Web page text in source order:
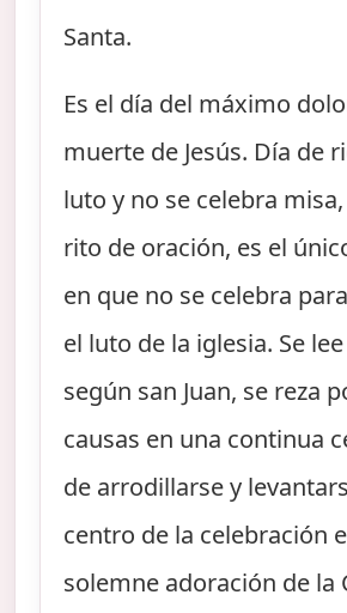
Santa.
Es el día del máximo
muerte de Jesús. Día de
luto y no se celebra
rito de oración, es el
en que no se celebra
el luto de la iglesia. Se
según san Juan, se reza
causas en una continua
de arrodillarse y
centro de la celebración
solemne adoración de la